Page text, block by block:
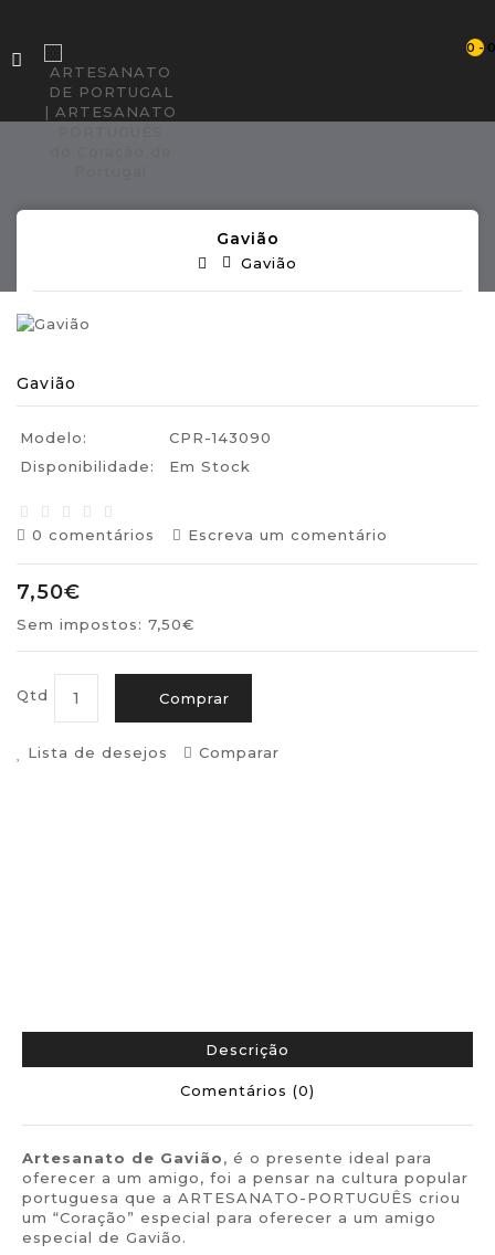
0 -
Gavião
Gavião
Gavião
Modelo:
CPR-143090
Disponibilidade:
Em Stock
0 comentários Escreva um comentário
7,50€
Sem impostos: 7,50€
Qtd Comprar
Lista de desejos Comparar
Descrição
Comentários (0)
Artesanato de Gavião, é o presente ideal para
oferecer a um amigo, foi a pensar na cultura popular
portuguesa que a ARTESANATO-PORTUGUÊS criou
um “Coração” especial para oferecer a um amigo
especial de Gavião.